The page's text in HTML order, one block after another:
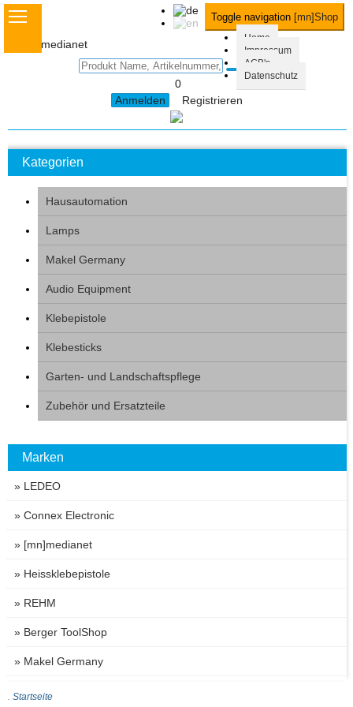
Toggle navigation [mn]Shop
Home
Impressum
AGB's
Datenschutz
0
Anmelden
Registrieren
Hausautomation
Makel Germany
Audio Equipment
Klebepistole
More
Kategorien
Hausautomation
Lamps
Makel Germany
Audio Equipment
Klebepistole
Klebesticks
Garten- und Landschaftspflege
Zubehör und Ersatzteile
Marken
» LEDEO
» Connex Electronic
» [mn]medianet
» Heissklebepistole
» REHM
» Berger ToolShop
» Makel Germany
Startseite